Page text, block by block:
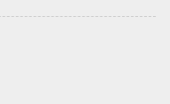
取るために鍛え、復讐